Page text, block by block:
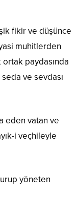
fikir ve düşünce
muhitlerden
paydasında
ve sevdası
eden vatan ve
i veçhileyle
yöneten